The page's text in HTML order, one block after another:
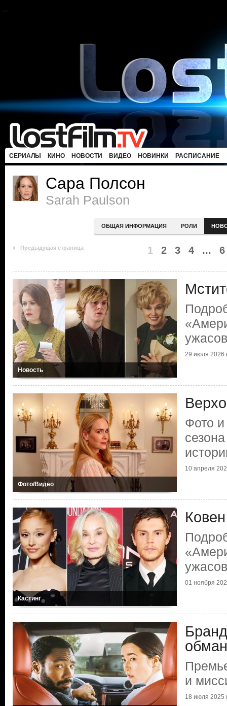
СЕРИАЛЫ КИНО НОВОСТИ ВИДЕО НОВИНКИ РАСПИСАНИЕ
Сара Полсон
Sarah Paulson
ОБЩАЯ ИНФОРМАЦИЯ РОЛИ
Предыдущая страница 1 2 3 4 ... 6
Новость
29 июля 2026
Фото/Видео
Фото и
10 апреля
Кастинг
01 ноября
и
18 июля 2025